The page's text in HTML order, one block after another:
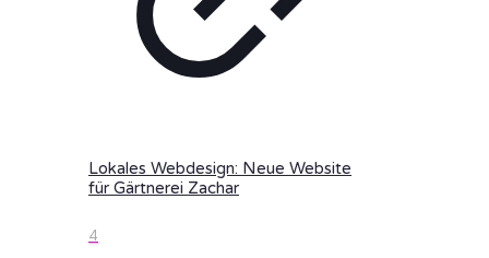
Lokales Webdesign: Neue Website
für Gärtnerei Zachar
4